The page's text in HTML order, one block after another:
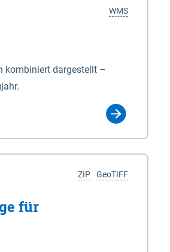
WMS
kombiniert dargestellt –
GeoTIFF
ZIP
für